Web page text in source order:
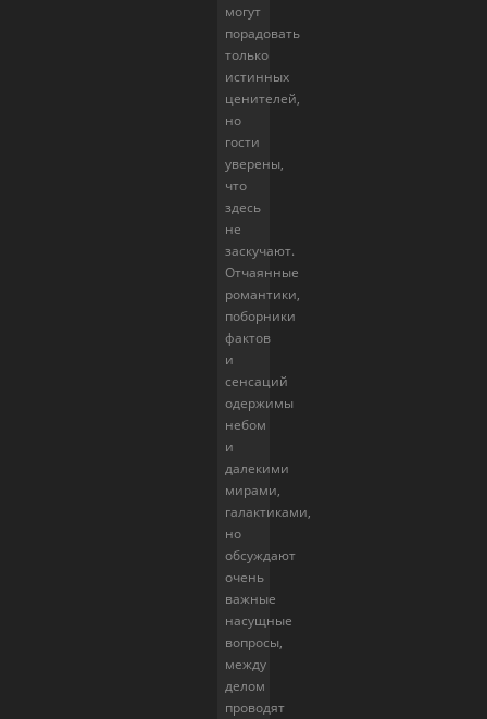
могут
порадовать
только
истинных
ценителей,
но
гости
уверены,
что
здесь
не
заскучают.
Отчаянные
романтики,
поборники
фактов
и
сенсаций
одержимы
небом
и
далекими
мирами,
галактиками,
но
обсуждают
очень
важные
насущные
вопросы,
между
делом
проводят